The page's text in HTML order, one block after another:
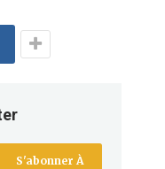
S'abonner À